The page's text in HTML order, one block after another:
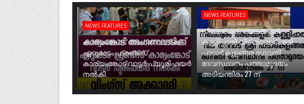
NEWS FEATURES
കാര്യംങ്കോട് അംഗണവാടിക്ക്
ഏറുമാടം ഫ്രണ്ട്സ്
കാര്യംങ്കോട് വാട്ടർ പ്യൂരിഫയർ
നൽകി.
NEWS FEATURES
നീലേശ്വരം അങ്കക്കളരി
കള്ളിപ്പാൽ വീട് തറവാട് ശ്രീ
പാടാർകുളങ്ങര ഭഗവതി
ദേവസ്ഥാനം പത്താമുദയം
അടിയന്തിരം 27 ന്